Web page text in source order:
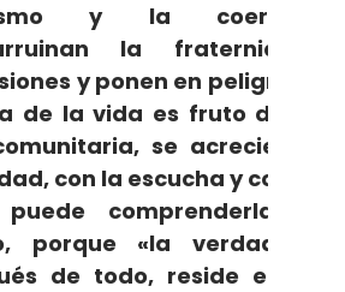
y la coerción
la fraternidad,
y ponen en peligro la
de la vida es fruto de la
se acrecienta
con la escucha y con la
comprenderla el
porque «la verdadera
de todo, reside en la